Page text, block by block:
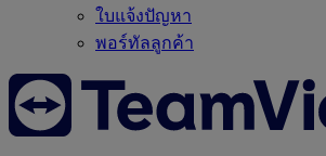
ใบแจ้งปัญหา
พอร์ทัลลูกค้า